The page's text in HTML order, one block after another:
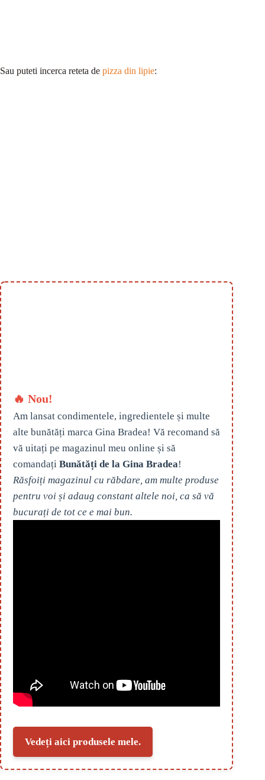
Sau puteti incerca reteta de pizza din lipie:
🔥 Nou!
Am lansat condimentele, ingredientele și multe
alte bunătăți marca Gina Bradea! Vă recomand să
vă uitați pe magazinul meu online și să
comandați Bunătăți de la Gina Bradea!
Răsfoiți magazinul cu răbdare, am multe produse
pentru voi și adaug constant altele noi, ca să vă
bucurați de tot ce e mai bun.
Vedeți aici produsele mele.